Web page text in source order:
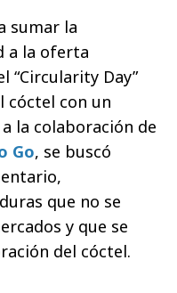
sumar la
a la oferta
“Circularity Day”
cóctel con un
la colaboración de
Go, se buscó
que no se
y que se
del cóctel.